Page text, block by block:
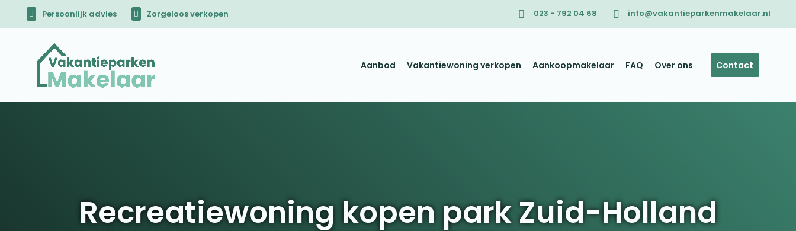
Persoonlijk advies Zorgeloos verkopen 023 - 792 04 68 info@vakantieparkenmakelaar.nl
Aanbod Vakantiewoning verkopen Aankoopmakelaar FAQ Over ons Contact
Recreatiewoning kopen park Zuid-Holland